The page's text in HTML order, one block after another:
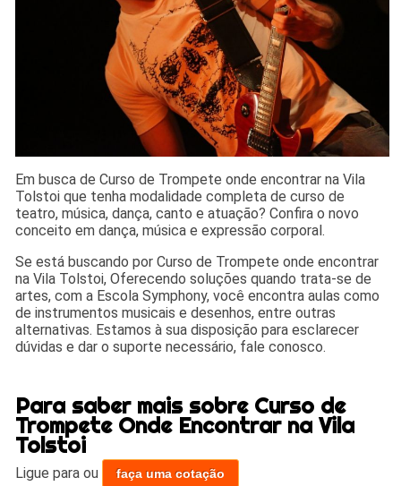
Em busca de Curso de Trompete onde encontrar na Vila
Tolstoi que tenha modalidade completa de curso de
teatro, música, dança, canto e atuação? Confira o novo
conceito em dança, música e expressão corporal.
Se está buscando por Curso de Trompete onde encontrar
na Vila Tolstoi, Oferecendo soluções quando trata-se de
artes, com a Escola Symphony, você encontra aulas como
de instrumentos musicais e desenhos, entre outras
alternativas. Estamos à sua disposição para esclarecer
dúvidas e dar o suporte necessário, fale conosco.
Para saber mais sobre Curso de
Trompete Onde Encontrar na Vila
Tolstoi
Ligue paraou faça uma cotação